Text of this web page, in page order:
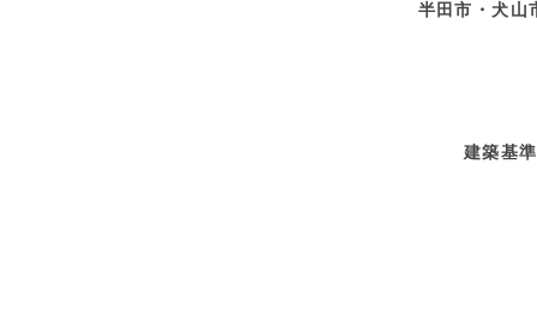
半田市・犬山
建築基